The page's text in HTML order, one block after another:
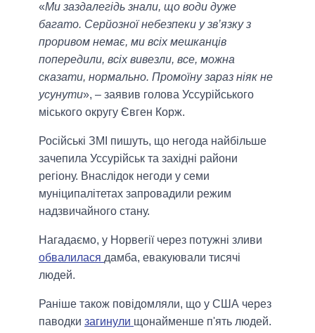
«Ми заздалегідь знали, що води дуже
багато. Серйозної небезпеки у зв’язку з
проривом немає, ми всіх мешканців
попередили, всіх вивезли, все, можна
сказати, нормально. Промоїну зараз ніяк не
усунути», – заявив голова Уссурійського
міського округу Євген Корж.
Російські ЗМІ пишуть, що негода найбільше
зачепила Уссурійськ та західні райони
регіону. Внаслідок негоди у семи
муніципалітетах запровадили режим
надзвичайного стану.
Нагадаємо, у Норвегії через потужні зливи
обвалилася дамба, евакуювали тисячі
людей.
Раніше також повідомляли, що у США через
паводки загинули щонайменше п'ять людей.